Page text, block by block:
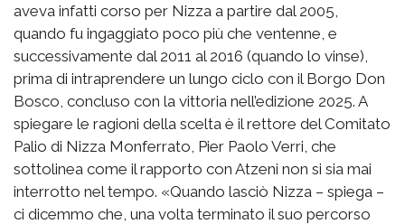
aveva infatti corso per Nizza a partire dal 2005,
quando fu ingaggiato poco più che ventenne, e
successivamente dal 2011 al 2016 (quando lo vinse),
prima di intraprendere un lungo ciclo con il Borgo Don
Bosco, concluso con la vittoria nell’edizione 2025. A
spiegare le ragioni della scelta è il rettore del Comitato
Palio di Nizza Monferrato, Pier Paolo Verri, che
sottolinea come il rapporto con Atzeni non si sia mai
interrotto nel tempo. «Quando lasciò Nizza – spiega –
ci dicemmo che, una volta terminato il suo percorso